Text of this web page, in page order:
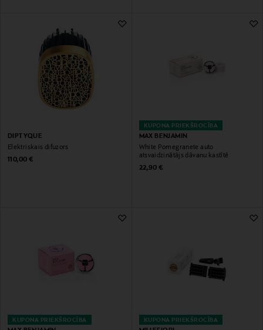
DIPTYQUE
Elektriskais difuzors
Original Price
110,00 €
KUPONA PRIEKŠROCĪBA
MAX BENJAMIN
White Pomegranete auto
atsvaidzinātājs dāvanu kastītē
Original Price
22,90 €
KUPONA PRIEKŠROCĪBA KUPONA PRIEKŠROCĪBA